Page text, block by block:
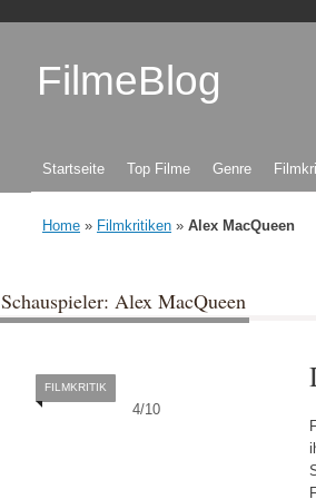
FilmeBlog
Zum Inhalt springen
Startseite Top Filme Genre
Home » Filmkritiken » Alex MacQueen
Schauspieler: Alex MacQueen
4/10
FILMKRITIK